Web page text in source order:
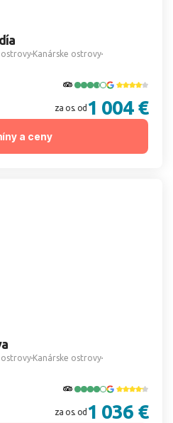
ostrovy Kanárske ostrovy
za os. od 1 004 €
a ceny
ostrovy Kanárske ostrovy
za os. od 1 036 €